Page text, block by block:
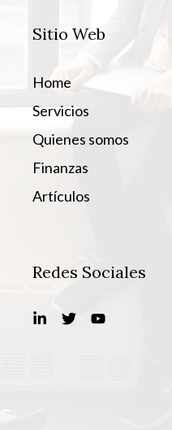
Sitio Web
Home
Servicios
Quienes somos
Finanzas
Artículos
Redes Sociales